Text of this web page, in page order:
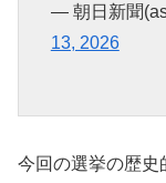
— 朝日新聞
13, 2026
今回の選挙の歴史